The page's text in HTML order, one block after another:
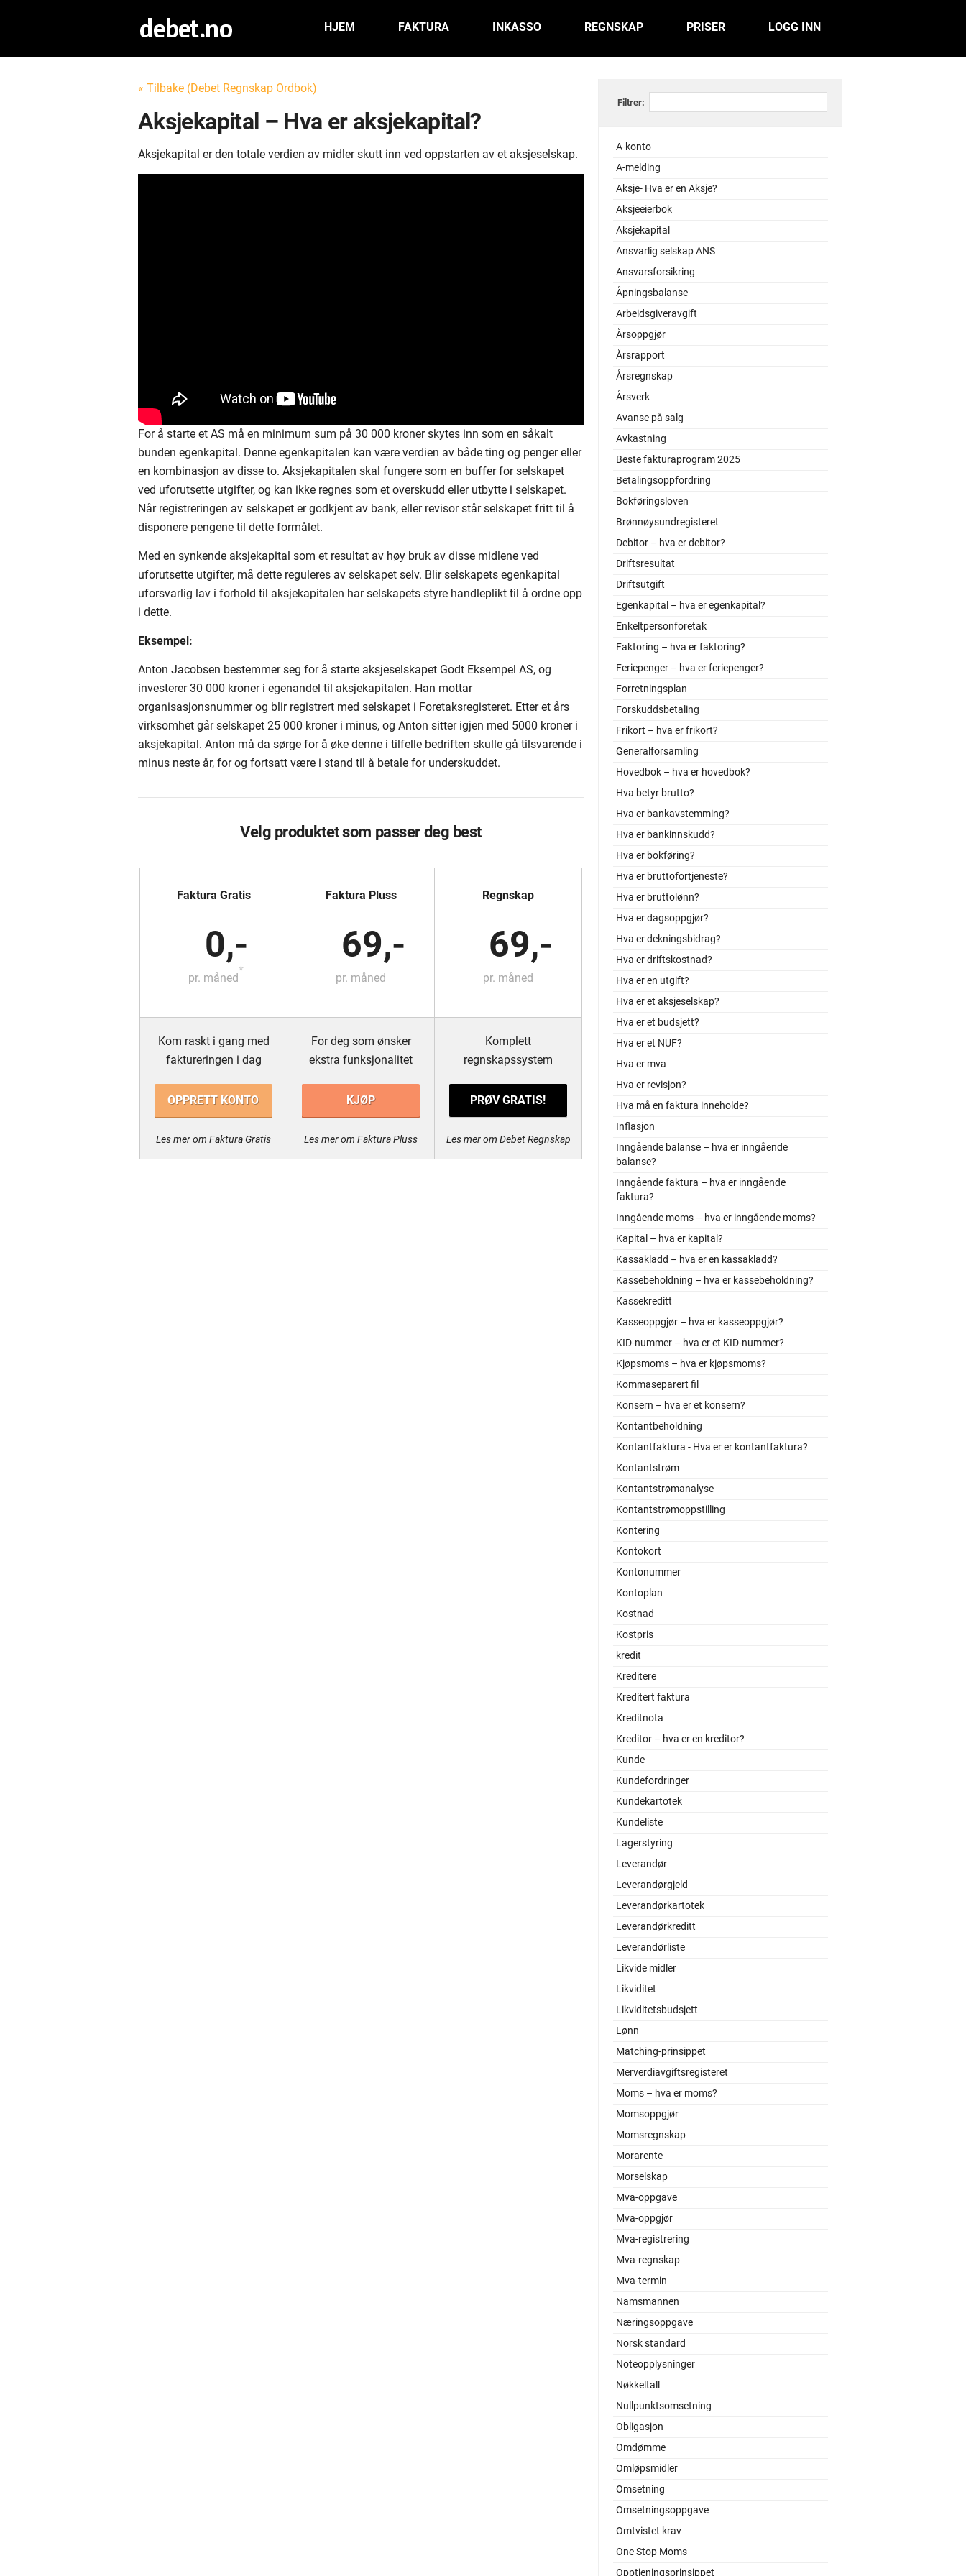
LOGG INN
PRISER
REGNSKAP
INKASSO
FAKTURA
HJEM
« Tilbake (Debet Regnskap Ordbok)
Aksjekapital – Hva er aksjekapital?
Aksjekapital er den totale verdien av midler skutt inn ved oppstarten av et aksjeselskap.
For å starte et AS må en minimum sum på 30 000 kroner skytes inn som en såkalt
bunden egenkapital. Denne egenkapitalen kan være verdien av både ting og penger eller
en kombinasjon av disse to. Aksjekapitalen skal fungere som en buffer for selskapet
ved uforutsette utgifter, og kan ikke regnes som et overskudd eller utbytte i selskapet.
Når registreringen av selskapet er godkjent av bank, eller revisor står selskapet fritt til å
disponere pengene til dette formålet.
Med en synkende aksjekapital som et resultat av høy bruk av disse midlene ved
uforutsette utgifter, må dette reguleres av selskapet selv. Blir selskapets egenkapital
uforsvarlig lav i forhold til aksjekapitalen har selskapets styre handleplikt til å ordne opp
i dette.
Eksempel:
Anton Jacobsen bestemmer seg for å starte aksjeselskapet Godt Eksempel AS, og
investerer 30 000 kroner i egenandel til aksjekapitalen. Han mottar
organisasjonsnummer og blir registrert med selskapet i Foretaksregisteret. Etter et års
virksomhet går selskapet 25 000 kroner i minus, og Anton sitter igjen med 5000 kroner i
aksjekapital. Anton må da sørge for å øke denne i tilfelle bedriften skulle gå tilsvarende i
minus neste år, for og fortsatt være i stand til å betale for underskuddet.
Velg produktet som passer deg best
Faktura Gratis
0,-
pr. måned
*
Kom raskt i gang med
faktureringen i dag
OPPRETT KONTO
Les mer om Faktura Gratis
Faktura Pluss
69,-
pr. måned
For deg som ønsker
ekstra funksjonalitet
KJØP
Les mer om Faktura Pluss
Regnskap
69,-
pr. måned
Komplett
regnskapssystem
PRØV GRATIS!
Les mer om Debet Regnskap
Filtrer:
A-konto
A-melding
Aksje- Hva er en Aksje?
Aksjeeierbok
Aksjekapital
Ansvarlig selskap ANS
Ansvarsforsikring
Åpningsbalanse
Arbeidsgiveravgift
Årsoppgjør
Årsrapport
Årsregnskap
Årsverk
Avanse på salg
Avkastning
Beste fakturaprogram 2025
Betalingsoppfordring
Bokføringsloven
Brønnøysundregisteret
Debitor – hva er debitor?
Driftsresultat
Driftsutgift
Egenkapital – hva er egenkapital?
Enkeltpersonforetak
Faktoring – hva er faktoring?
Feriepenger – hva er feriepenger?
Forretningsplan
Forskuddsbetaling
Frikort – hva er frikort?
Generalforsamling
Hovedbok – hva er hovedbok?
Hva betyr brutto?
Hva er bankavstemming?
Hva er bankinnskudd?
Hva er bokføring?
Hva er bruttofortjeneste?
Hva er bruttolønn?
Hva er dagsoppgjør?
Hva er dekningsbidrag?
Hva er driftskostnad?
Hva er en utgift?
Hva er et aksjeselskap?
Hva er et budsjett?
Hva er et NUF?
Hva er mva
Hva er revisjon?
Hva må en faktura inneholde?
Inflasjon
Inngående balanse – hva er inngående
balanse?
Inngående faktura – hva er inngående
faktura?
Inngående moms – hva er inngående moms?
Kapital – hva er kapital?
Kassakladd – hva er en kassakladd?
Kassebeholdning – hva er kassebeholdning?
Kassekreditt
Kasseoppgjør – hva er kasseoppgjør?
KID-nummer – hva er et KID-nummer?
Kjøpsmoms – hva er kjøpsmoms?
Kommaseparert fil
Konsern – hva er et konsern?
Kontantbeholdning
Kontantfaktura - Hva er er kontantfaktura?
Kontantstrøm
Kontantstrømanalyse
Kontantstrømoppstilling
Kontering
Kontokort
Kontonummer
Kontoplan
Kostnad
Kostpris
kredit
Kreditere
Kreditert faktura
Kreditnota
Kreditor – hva er en kreditor?
Kunde
Kundefordringer
Kundekartotek
Kundeliste
Lagerstyring
Leverandør
Leverandørgjeld
Leverandørkartotek
Leverandørkreditt
Leverandørliste
Likvide midler
Likviditet
Likviditetsbudsjett
Lønn
Matching-prinsippet
Merverdiavgiftsregisteret
Moms – hva er moms?
Momsoppgjør
Momsregnskap
Morarente
Morselskap
Mva-oppgave
Mva-oppgjør
Mva-registrering
Mva-regnskap
Mva-termin
Namsmannen
Næringsoppgave
Norsk standard
Noteopplysninger
Nøkkeltall
Nullpunktsomsetning
Obligasjon
Omdømme
Omløpsmidler
Omsetning
Omsetningsoppgave
Omtvistet krav
One Stop Moms
Opptjeningsprinsippet